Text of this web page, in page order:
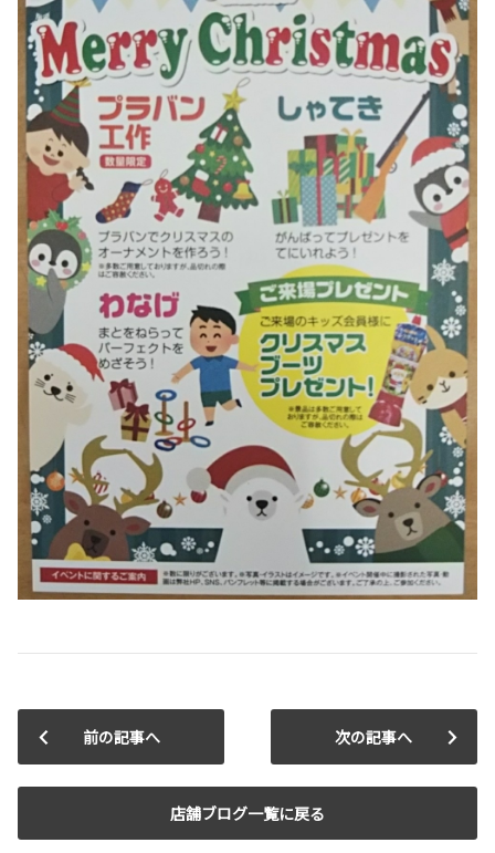
前の記事へ
店舗ブログ一覧に戻る
次の記事へ